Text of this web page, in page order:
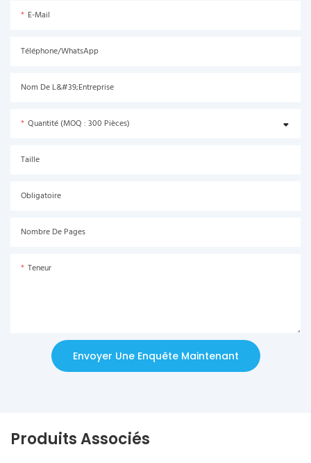
E-Mail
Téléphone/WhatsApp
Nom De L&#39;entreprise
Quantité (MOQ : 300 Pièces)
Taille
Obligatoire
Nombre De Pages
Teneur
Envoyer Une Enquête Maintenant
Produits Associés